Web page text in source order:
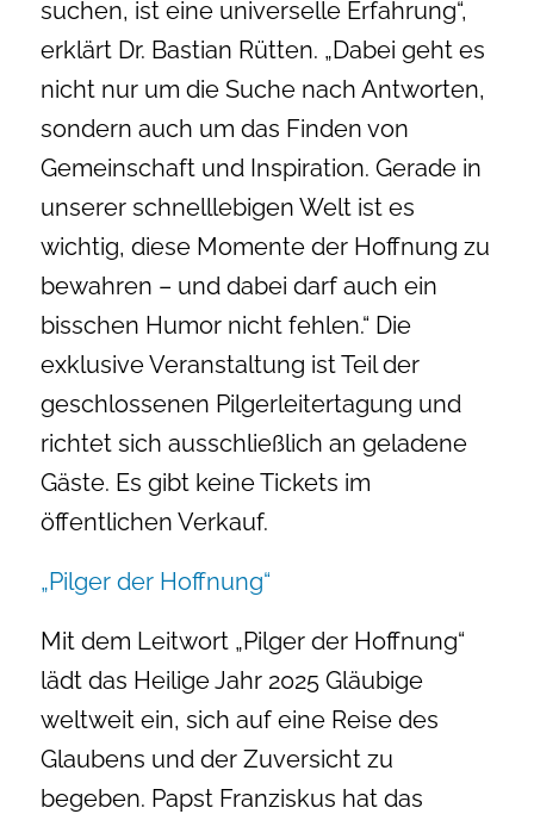
suchen, ist eine universelle Erfahrung“,
erklärt Dr. Bastian Rütten. „Dabei geht es
nicht nur um die Suche nach Antworten,
sondern auch um das Finden von
Gemeinschaft und Inspiration. Gerade in
unserer schnelllebigen Welt ist es
wichtig, diese Momente der Hoffnung zu
bewahren – und dabei darf auch ein
bisschen Humor nicht fehlen.“ Die
exklusive Veranstaltung ist Teil der
geschlossenen Pilgerleitertagung und
richtet sich ausschließlich an geladene
Gäste. Es gibt keine Tickets im
öffentlichen Verkauf.
„Pilger der Hoffnung“
Mit dem Leitwort „Pilger der Hoffnung“
lädt das Heilige Jahr 2025 Gläubige
weltweit ein, sich auf eine Reise des
Glaubens und der Zuversicht zu
begeben. Papst Franziskus hat das